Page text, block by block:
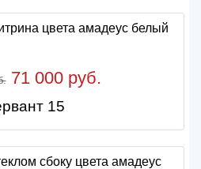
71 000 руб.
15